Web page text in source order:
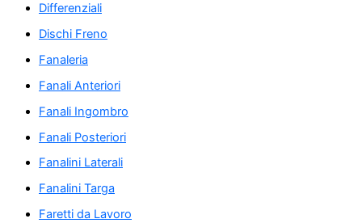
Differenziali
Dischi Freno
Fanaleria
Fanali Anteriori
Fanali Ingombro
Fanali Posteriori
Fanalini Laterali
Fanalini Targa
Faretti da Lavoro